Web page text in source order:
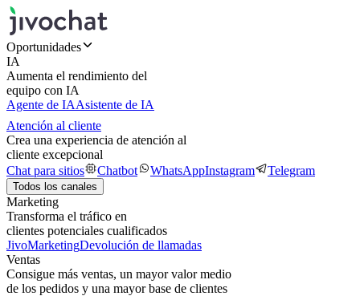
Oportunidades
IA
Aumenta el rendimiento del
equipo con IA
Agente de IAAsistente de IA
Atención al cliente
Crea una experiencia de atención al
cliente excepcional
Chat para sitios
Chatbot WhatsAppInstagram Telegram
Todos los canales
Marketing
Transforma el tráfico en
clientes potenciales cualificados
JivoMarketingDevolución de llamadas
Ventas
Consigue más ventas, un mayor valor medio
de los pedidos y una mayor base de clientes